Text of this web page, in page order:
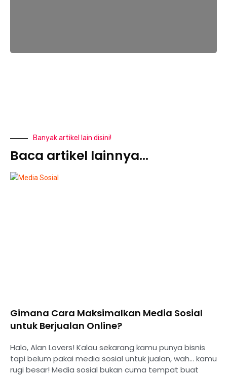
Banyak artikel lain disini!
Baca artikel lainnya...
Gimana Cara Maksimalkan Media Sosial
untuk Berjualan Online?
Halo, Alan Lovers! Kalau sekarang kamu punya bisnis
tapi belum pakai media sosial untuk jualan, wah… kamu
rugi besar! Media sosial bukan cuma tempat buat